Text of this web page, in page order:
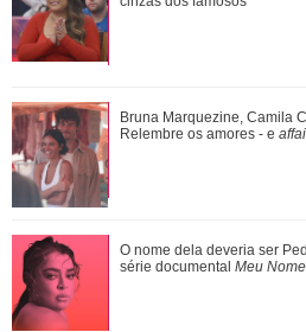
Agrado e Eduarda são
João Raul. Saiba o que vai
Fernanda Torres cantando,
Relembre os micos que
Bruna Marquezine, Camila
Relembre os amores - e
O nome dela deveria ser
série documental Meu